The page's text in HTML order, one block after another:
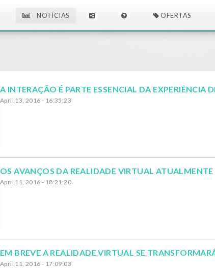
NOTÍCIAS OFERTAS
April 13, 2016 - 16:35:23
OS AVANÇOS DA REALIDADE VIRTUAL ATUALMENTE
April 11, 2016 - 18:21:20
April 11, 2016 - 17:09:03